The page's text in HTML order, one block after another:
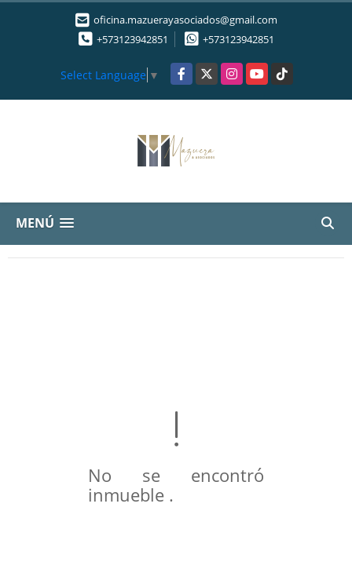
oficina.mazuerayasociados@gmail.com
+573123942851
+573123942851
Select Language ▼ Facebook
X InstagramYouTubeTikTok
MENÚ
No se encontró
inmueble .